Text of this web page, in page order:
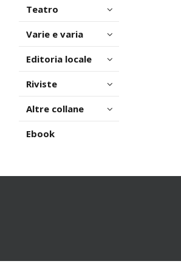
Teatro
Varie e varia
Editoria locale
Riviste
Altre collane
Ebook